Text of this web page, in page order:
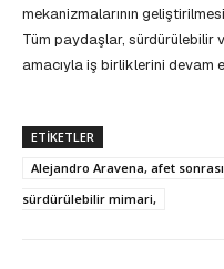
mekanizmalarının
Tüm paydaşlar, sürdürülebilir
amacıyla iş birliklerini devam
ETIKETLER
Alejandro Aravena, afet
sürdürülebilir mimari,